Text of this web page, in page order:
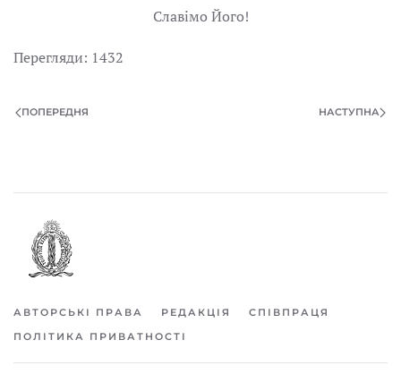
Славімо Його!
Перегляди: 1432
ПОПЕРЕДНЯ НАСТУПНА
АВТОРСЬКІ ПРАВА РЕДАКЦІЯ
СПІВПРАЦЯ
ПОЛІТИКА ПРИВАТНОСТІ